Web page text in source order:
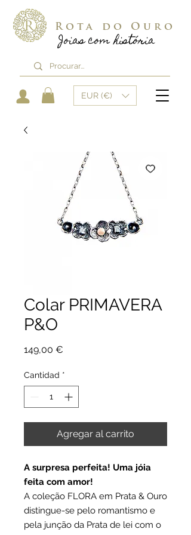
Joias com história
Rota do Ouro
EUR (€)
Colar PRIMAVERA
P&O
149,00 €
Cantidad *
Agregar al carrito
A surpresa perfeita! Uma jóia
feita com amor!
A coleção FLORA em Prata & Ouro
distingue-se pelo romantismo e
pela junção da Prata de lei com o